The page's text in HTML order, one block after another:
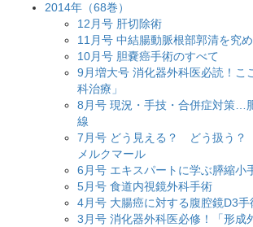
2014年（68巻）
12月号 肝切除術
11月号 中結腸動脈根部郭清を究め
10月号 胆嚢癌手術のすべて
9月増大号 消化器外科医必読！こ
科治療」
8月号 現況・手技・合併症対策…
線
7月号 どう見える？ どう扱う？
メルクマール
6月号 エキスパートに学ぶ膵縮小
5月号 食道内視鏡外科手術
4月号 大腸癌に対する腹腔鏡D3手
3月号 消化器外科医必修！「形成